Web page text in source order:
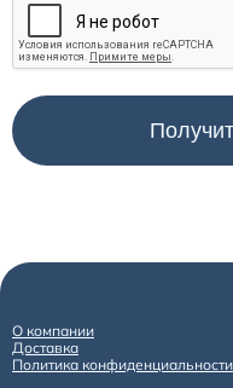
О компании
Доставка
Политика конфиденциальности